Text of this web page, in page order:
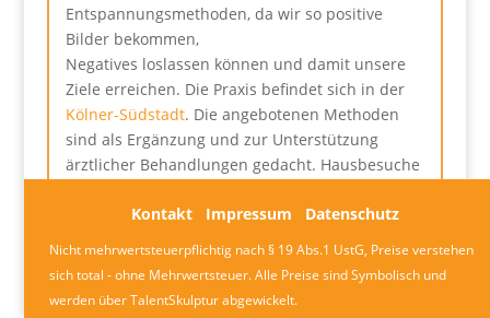
Entspannungsmethoden, da wir so positive
Bilder bekommen,
Negatives loslassen können und damit unsere
Ziele erreichen. Die Praxis befindet sich in der
Kölner-Südstadt. Die angebotenen Methoden
sind als Ergänzung und zur Unterstützung
ärztlicher Behandlungen gedacht. Hausbesuche
Geschenk-Gutscheine erhältlich.
Kontakt Impressum Datenschutz
Nicht mehrwertsteuerpflichtig nach § 19 Abs.1 UstG, Preise verstehen
sich total - ohne Mehrwertsteuer. Alle Preise sind Symbolisch und
werden über TalentSkulptur abgewickelt.